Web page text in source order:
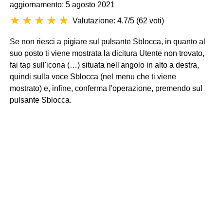
aggiornamento: 5 agosto 2021
Valutazione: 4.7/5 (62 voti)
Se non riesci a pigiare sul pulsante Sblocca, in quanto al
suo posto ti viene mostrata la dicitura Utente non trovato,
fai tap sull'icona (…) situata nell'angolo in alto a destra,
quindi sulla voce Sblocca (nel menu che ti viene
mostrato) e, infine, conferma l'operazione, premendo sul
pulsante Sblocca.